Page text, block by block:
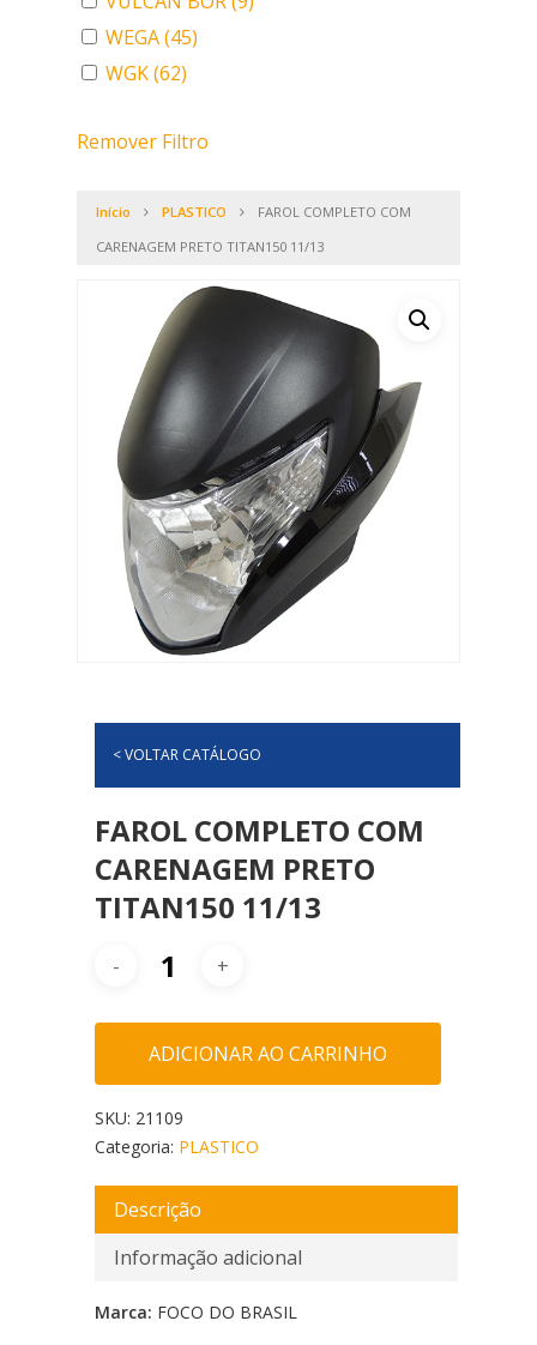
WEGA(45)
WGK(62)
Remover Filtro
Início PLASTICO
FAROL COMPLETO COM
CARENAGEM PRETO TITAN150 11/13
< VOLTAR CATÁLOGO
FAROL COMPLETO COM
CARENAGEM PRETO
TITAN150 11/13
ADICIONAR AO CARRINHO
SKU: 21109
Categoria: PLASTICO
Descrição
Informação adicional
Marca: FOCO DO BRASIL